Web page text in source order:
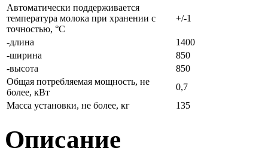
Автоматически поддерживается
температура молока при хранении с
точностью, °С
+/-1
-длина
1400
-ширина
850
-высота
850
Общая потребляемая мощность, не
более, кВт
0,7
Масса установки, не более, кг
135
Описание